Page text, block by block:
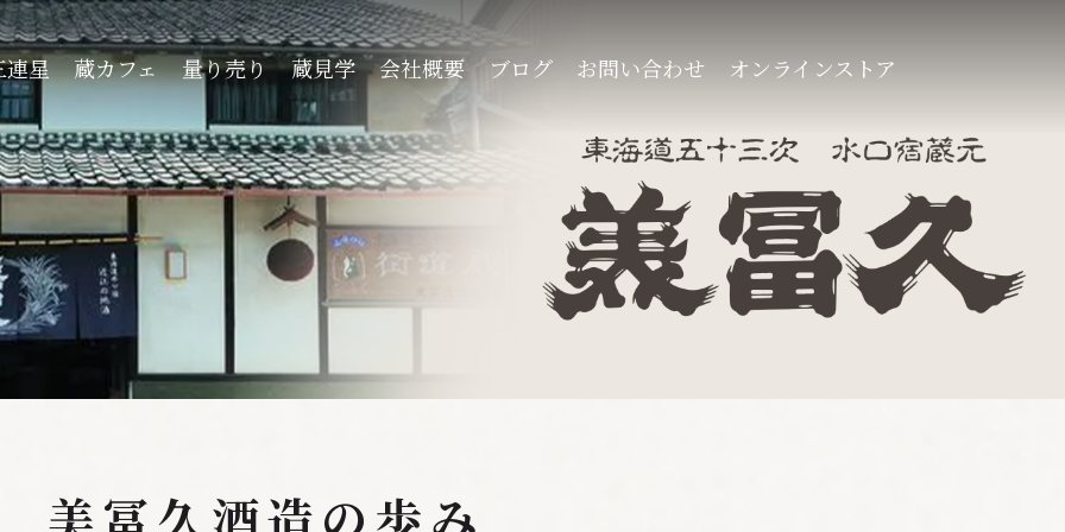
連星 蔵カフェ 量り売り 蔵見学 会社概要 ブログ お問い合わせ オンラインストア
美冨久酒造の歩み